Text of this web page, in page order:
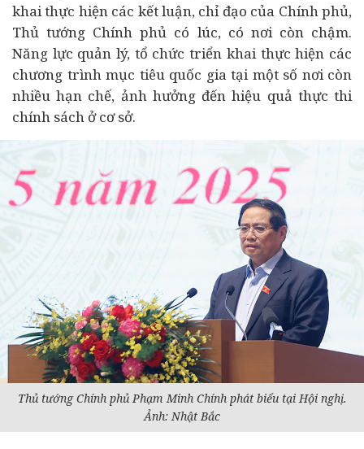
khai thực hiện các kết luận, chỉ đạo của Chính phủ,
Thủ tướng Chính phủ có lúc, có nơi còn chậm.
Năng lực quản lý, tổ chức triển khai thực hiện các
chương trình mục tiêu quốc gia tại một số nơi còn
nhiều hạn chế, ảnh hưởng đến hiệu quả thực thi
chính sách ở cơ sở.
Thủ tướng Chính phủ Phạm Minh Chính phát biểu tại Hội nghị.
Ảnh: Nhật Bắc